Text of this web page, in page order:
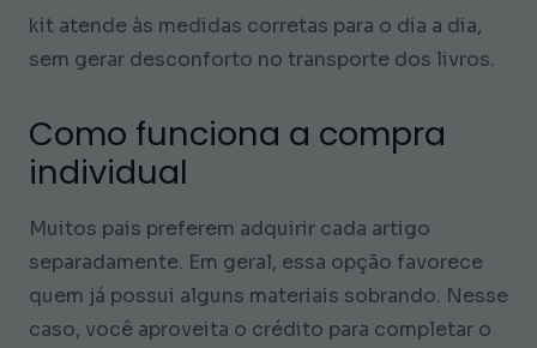
kit atende às medidas corretas para o dia a dia,
sem gerar desconforto no transporte dos livros.
Como funciona a compra
individual
Muitos pais preferem adquirir cada artigo
separadamente. Em geral, essa opção favorece
quem já possui alguns materiais sobrando. Nesse
caso, você aproveita o crédito para completar o